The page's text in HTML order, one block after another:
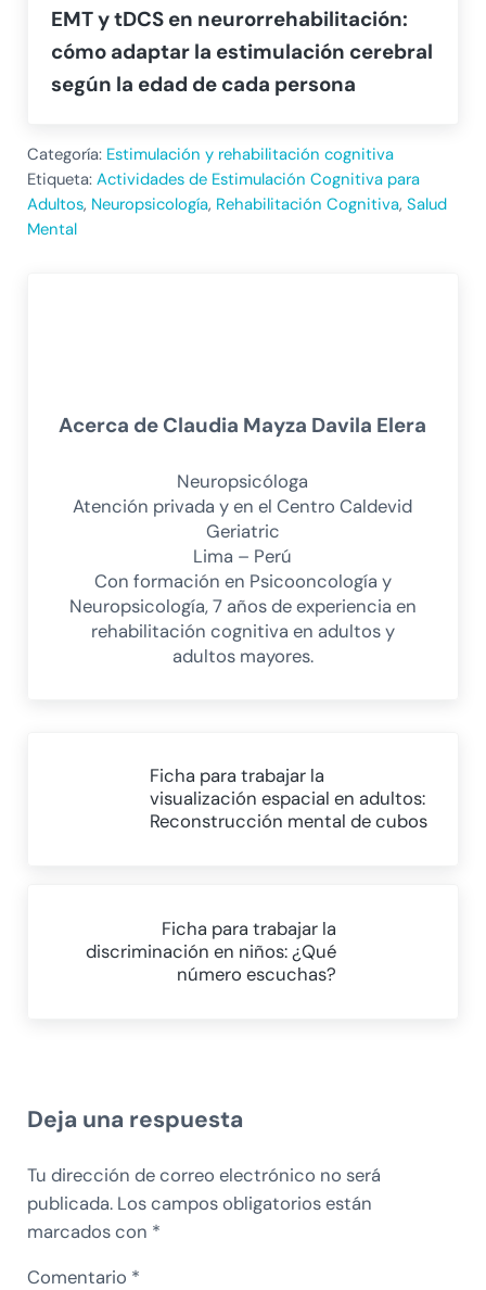
EMT y tDCS en neurorrehabilitación:
cómo adaptar la estimulación cerebral
según la edad de cada persona
Categoría: Estimulación y rehabilitación cognitiva
Etiqueta: Actividades de Estimulación Cognitiva para
Adultos, Neuropsicología, Rehabilitación Cognitiva, Salud
Mental
Acerca de Claudia Mayza Davila Elera
Neuropsicóloga
Atención privada y en el Centro Caldevid
Geriatric
Lima – Perú
Con formación en Psicooncología y
Neuropsicología, 7 años de experiencia en
rehabilitación cognitiva en adultos y
adultos mayores.
Ficha para trabajar la
visualización espacial en adultos:
Reconstrucción mental de cubos
Ficha para trabajar la
discriminación en niños: ¿Qué
número escuchas?
Deja una respuesta
Tu dirección de correo electrónico no será
publicada. Los campos obligatorios están
marcados con *
Comentario *